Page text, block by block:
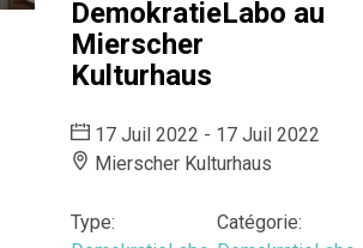
DemokratieLabo au
Mierscher
Kulturhaus
17 Juil 2022 - 17 Juil 2022
Mierscher Kulturhaus
Type:
Catégorie: